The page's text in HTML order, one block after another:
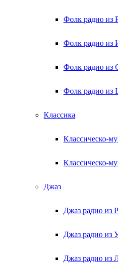
Фолк радио из
Фолк радио из
Фолк радио
Фолк радио из
Классика
Классическо-
Классическо-
Джаз
Джаз радио из
Джаз радио из
Джаз радио из